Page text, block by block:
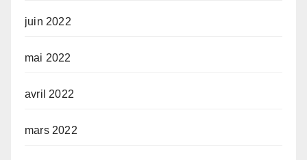
juin 2022
mai 2022
avril 2022
mars 2022